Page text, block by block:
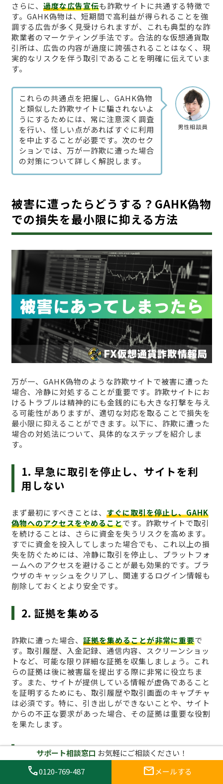
さらに、 過度な広告宣伝も詐欺サイトに共通する特徴で
す。GAHK偽物は、短期間で高利益が得られることを強
調する広告が多く見受けられますが、これも典型的な詐
欺業者のマーケティング手法です。合法的な仮想通貨取
引所は、広告の内容が過度に誇張されることはなく、現
実的なリスクを伴う取引であることを明確に伝えていま
す。
男性相談員
これらの共通点を把握し、GAHK偽物
と類似した詐欺サイトに騙されないよ
うにするためには、常に注意深く調査
を行い、怪しい点があればすぐに利用
を中止することが必要です。次のセク
ションでは、万が一詐欺に遭った場合
の対策について詳しく解説します。
被害に遭ったらどうする？GAHK偽物
での損失を最小限に抑える方法
万が一、GAHK偽物のような詐欺サイトで被害に遭った
場合、冷静に対処することが重要です。詐欺サイトにお
けるトラブルは精神的にも金銭的にも大きな打撃を与え
る可能性がありますが、適切な対応を取ることで損失を
最小限に抑えることができます。以下に、詐欺に遭った
場合の対処法について、具体的なステップを紹介しま
す。
1. 早急に取引を停止し、サイトを利
用しない
まず最初にすべきことは、 すぐに取引を停止し、GAHK
偽物へのアクセスをやめることです。詐欺サイトで取引
を続けることは、さらに資金を失うリスクを高めます。
すでに資金を投入してしまった場合でも、これ以上の損
失を防ぐためには、冷静に取引を停止し、プラットフォ
ームへのアクセスを避けることが最も効果的です。ブラ
ウザのキャッシュをクリアし、関連するログイン情報も
削除しておくとより安全です。
2. 証拠を集める
詐欺に遭った場合、 証拠を集めることが非常に重要で
す。取引履歴、入金記録、通信内容、スクリーンショッ
トなど、可能な限り詳細な証拠を収集しましょう。これ
らの証拠は後に被害届を提出する際に非常に役立ちま
す。また、サイトが提供している情報が虚偽であること
を証明するためにも、取引履歴や取引画面のキャプチャ
は必須です。特に、引き出しができないことや、サイト
からの不正な要求があった場合、その証拠は重要な役割
を果たします。
3. 詐欺サイトに関する通報を行う
次に、詐欺行為を通報すること
が必要です。日本国内の
サポート相談窓口 お気軽にご相談ください！
call0120-769-487 mail メールする